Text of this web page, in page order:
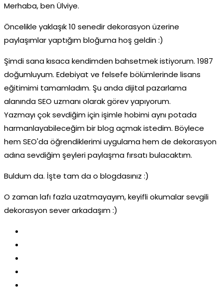
Merhaba, ben Ülviye.
Öncelikle yaklaşık 10 senedir dekorasyon üzerine
paylaşımlar yaptığım bloğuma hoş geldin :)
Şimdi sana kısaca kendimden bahsetmek istiyorum. 1987
doğumluyum. Edebiyat ve felsefe bölümlerinde lisans
eğitimimi tamamladım. Şu anda dijital pazarlama
alanında SEO uzmanı olarak görev yapıyorum.
Yazmayı çok sevdiğim için işimle hobimi aynı potada
harmanlayabileceğim bir blog açmak istedim. Böylece
hem SEO'da öğrendiklerimi uygulama hem de dekorasyon
adına sevdiğim şeyleri paylaşma fırsatı bulacaktım.
Buldum da. İşte tam da o blogdasınız :)
O zaman lafı fazla uzatmayayım, keyifli okumalar sevgili
dekorasyon sever arkadaşım :)